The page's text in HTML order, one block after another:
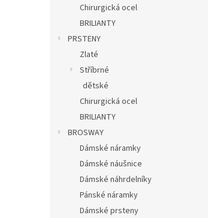
Chirurgická ocel
BRILIANTY
PRSTENY
Zlaté
Stříbrné
dětské
Chirurgická ocel
BRILIANTY
BROSWAY
Dámské náramky
Dámské náušnice
Dámské náhrdelníky
Pánské náramky
Dámské prsteny